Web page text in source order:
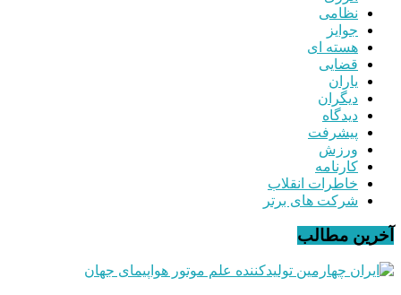
نظامی
جوایز
هسته ای
قضایی
یاران
دیگران
دیدگاه
پیشرفت
ورزش
کارنامه
خاطرات انقلاب
شرکت های برتر
آخرین مطالب